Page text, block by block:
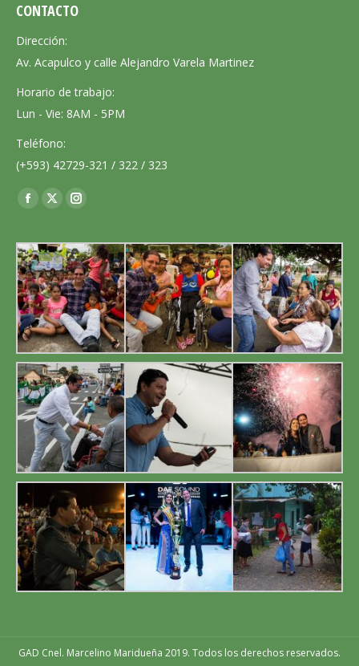
CONTACTO
Dirección:
Av. Acapulco y calle Alejandro Varela Martinez
Horario de trabajo:
Lun - Vie: 8AM - 5PM
Teléfono:
(+593) 42729-321 / 322 / 323
Encuéntranos en:
Facebook
opens
in
new
window
X
opens
in
new
window
Instagram
opens
in
new
window
GAD Cnel. Marcelino Maridueña 2019. Todos los derechos reservados.